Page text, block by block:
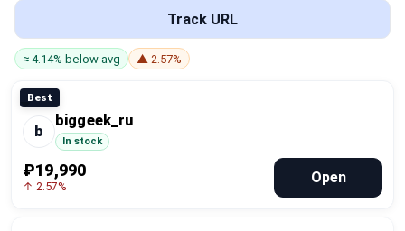
Compare
Plans & Pricing
Track URL
≈ 4.14% below avg ▲ 2.57%
Best
b
biggeek_ru
In stock
₽19,990
↑ 2.57%
Open